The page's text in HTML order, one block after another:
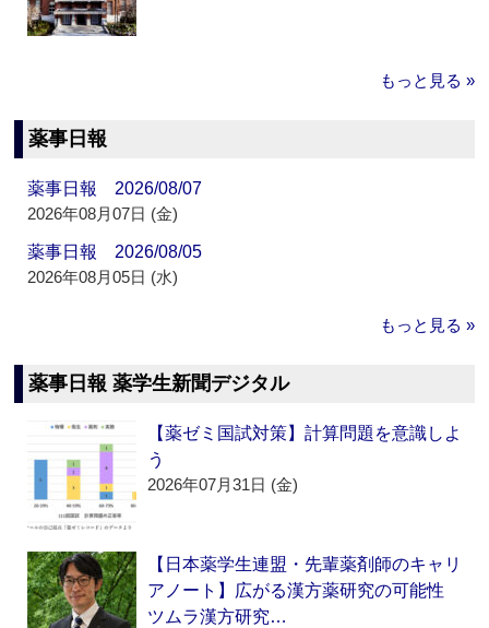
もっと見る »
薬事日報
薬事日報 2026/08/07
2026年08月07日 (金)
薬事日報 2026/08/05
2026年08月05日 (水)
もっと見る »
薬事日報 薬学生新聞デジタル
【薬ゼミ国試対策】計算問題を意識しよ
う
2026年07月31日 (金)
【日本薬学生連盟・先輩薬剤師のキャリ
アノート】広がる漢方薬研究の可能性
ツムラ漢方研究…